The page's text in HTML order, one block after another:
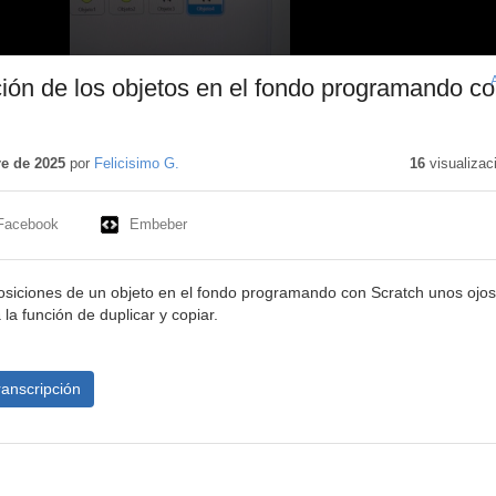
de los objetos en el fondo programando
de 2025por Felicisimo G. 16
Embeber
de un objeto en el fondo programando con Scratch unos
función de duplicar y copiar.